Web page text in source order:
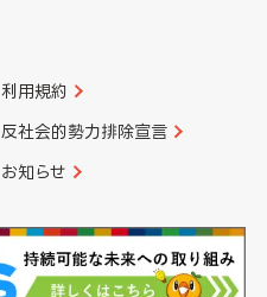
利用規約
反社会的勢力排除宣言
お知らせ